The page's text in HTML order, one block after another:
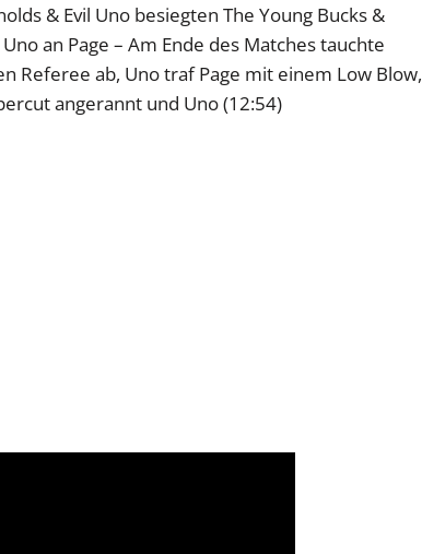
& Evil Uno besiegten The Young Bucks &
an Page – Am Ende des Matches tauchte
Referee ab, Uno traf Page mit einem Low Blow,
angerannt und Uno (12:54)